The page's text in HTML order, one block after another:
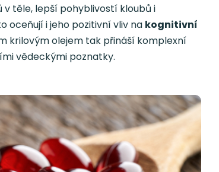
těle, lepší pohyblivostí kloubů i
oceňují i jeho pozitivní vliv na kognitivní
krilovým olejem tak přináší komplexní
vědeckými poznatky.